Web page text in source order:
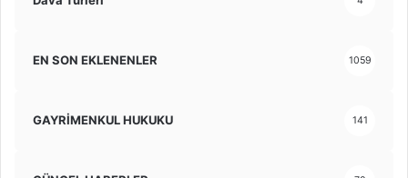
EN SON EKLENENLER 1059
GAYRİMENKUL HUKUKU 141